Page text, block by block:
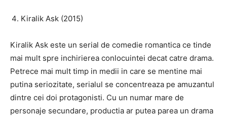
Kiralik Ask (2015)
Kiralik Ask este un serial de comedie romantica ce tinde
mai mult spre inchirierea conlocuintei decat catre drama.
Petrece mai mult timp in medii in care se mentine mai
putina seriozitate, serialul se concentreaza pe amuzantul
dintre cei doi protagonisti. Cu un numar mare de
personaje secundare, productia ar putea parea un drama